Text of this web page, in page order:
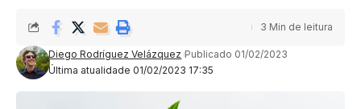
Última atualidade 01/02/2023 17:35
Diego Rodríguez Velázquez Publicado 01/02/2023
3 Min de leitura